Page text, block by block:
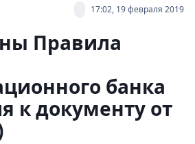
17:02, 19 февраля 2019
Правила
банка
к документу от